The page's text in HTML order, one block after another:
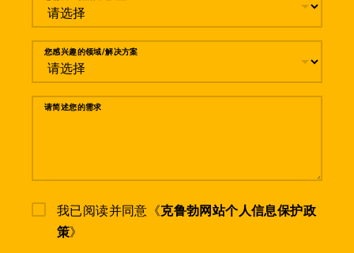
您感兴趣的领域/解决方案
请简述您的需求
我已阅读并同意《克鲁勃网站个人信息保护政
策》